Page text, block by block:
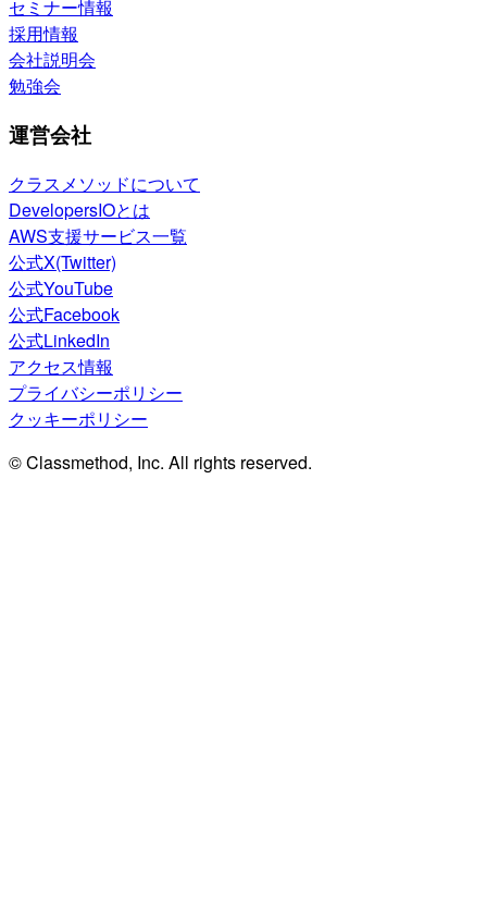
セミナー情報
採用情報
会社説明会
勉強会
運営会社
クラスメソッドについて
DevelopersIOとは
AWS支援サービス一覧
公式X(Twitter)
公式YouTube
公式Facebook
公式LinkedIn
アクセス情報
プライバシーポリシー
クッキーポリシー
© Classmethod, Inc. All rights reserved.